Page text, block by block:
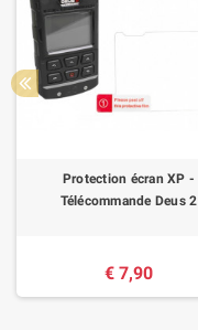
Protection écran XP -
Télécommande Deus 2
€ 7,90